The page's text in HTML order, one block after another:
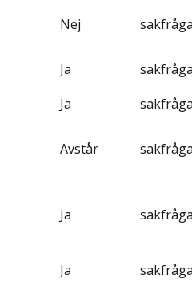
Nej
Ja
Ja
Avstår
Ja
Ja